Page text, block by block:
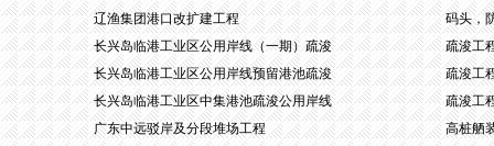
辽渔集团港口改扩建工程
码头，
长兴岛临港工业区公用岸线（一期）疏浚
疏浚工
长兴岛临港工业区公用岸线预留港池疏浚
疏浚工
长兴岛临港工业区中集港池疏浚公用岸线
疏浚工
广东中远驳岸及分段堆场工程
高桩舾